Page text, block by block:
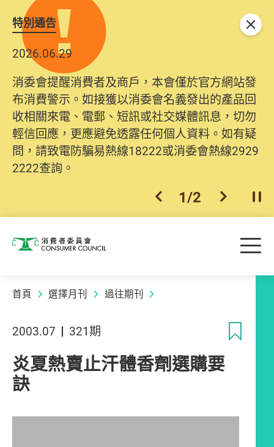
特別通告
2026.06.29
消委會提醒消費者及商戶，本會僅於官方網站發
布消費警示。如接獲以消委會名義發出的產品回
收相關來電、電郵、短訊或社交媒體訊息，切勿
輕信回應，更應避免透露任何個人資料。如有疑
問，請致電防騙易熱線18222或消委會熱線2929
2222查詢。
上一個
1/2 下一個開
關閉
消費者委員會 目
首頁 選擇月刊 過往期刊
2003.07 321期
炎夏熱賣止汗體香劑選購要
訣